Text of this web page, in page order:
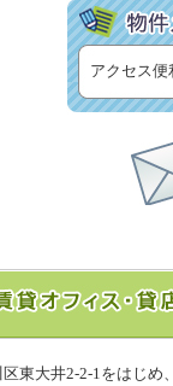
アクセス
東大井2-2-1をはじめ